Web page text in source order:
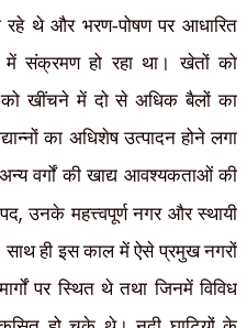
रहे थे और भरण-पोषण पर आधारित
में संक्रमण हो रहा था। खेतों को
को खींचने में दो से अधिक बैलों का
का अधिशेष उत्पादन होने लगा
वर्गों की खाद्य आवश्यकताओं की
,उनके महत्त्वपूर्ण नगर और स्थायी
ही इस काल में ऐसे प्रमुख नगरों
पर स्थित थे तथा जिनमें विविध